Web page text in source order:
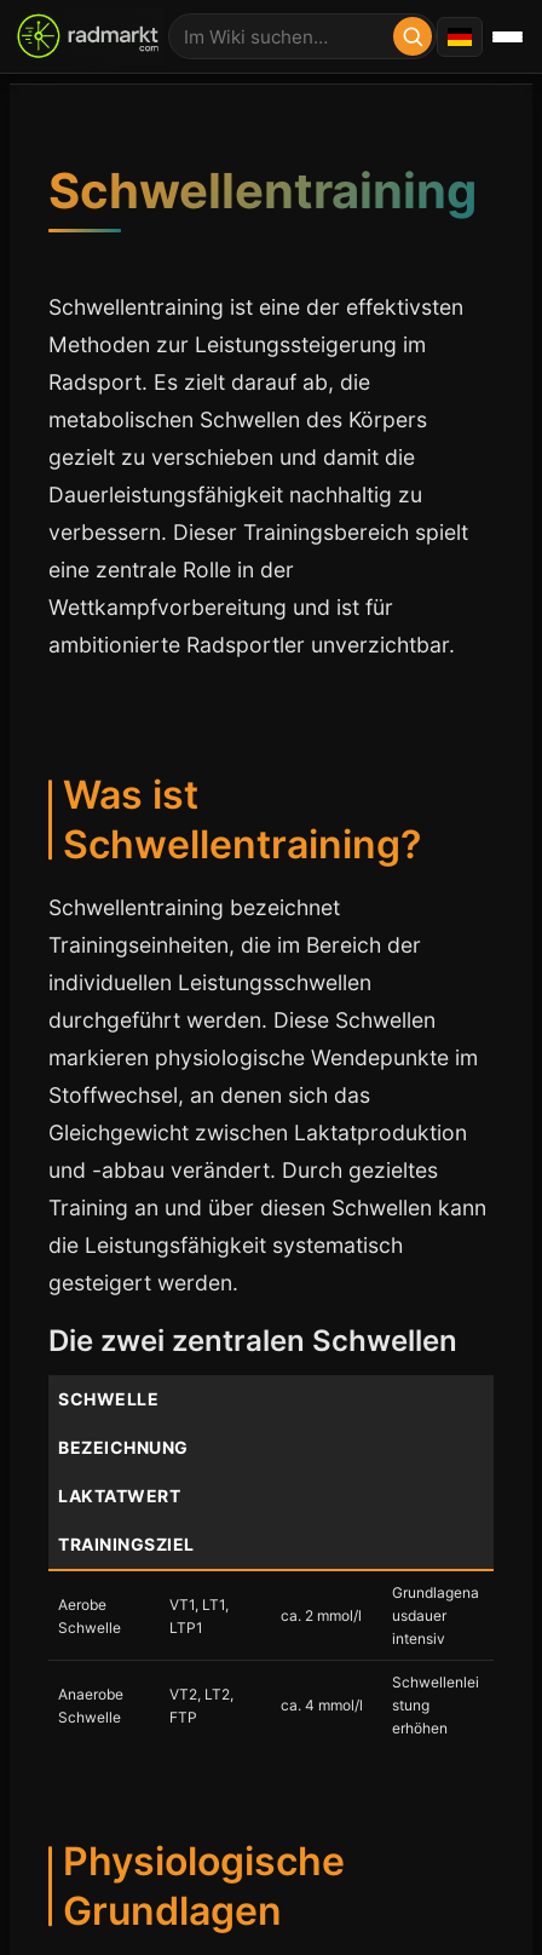
Schwellentraining
Schwellentraining ist eine der effektivsten
Methoden zur Leistungssteigerung im
Radsport. Es zielt darauf ab, die
metabolischen Schwellen des Körpers
gezielt zu verschieben und damit die
Dauerleistungsfähigkeit nachhaltig zu
verbessern. Dieser Trainingsbereich spielt
eine zentrale Rolle in der
Wettkampfvorbereitung und ist für
ambitionierte Radsportler unverzichtbar.
Was ist
Schwellentraining?
Schwellentraining bezeichnet
Trainingseinheiten, die im Bereich der
individuellen Leistungsschwellen
durchgeführt werden. Diese Schwellen
markieren physiologische Wendepunkte im
Stoffwechsel, an denen sich das
Gleichgewicht zwischen Laktatproduktion
und -abbau verändert. Durch gezieltes
Training an und über diesen Schwellen kann
die Leistungsfähigkeit systematisch
gesteigert werden.
Die zwei zentralen Schwellen
SCHWELLE
BEZEICHNUNG
LAKTATWERT
TRAININGSZIEL
Aerobe
Schwelle
VT1, LT1,
LTP1
ca. 2 mmol/l
Grundlagena
usdauer
intensiv
Anaerobe
Schwelle
VT2, LT2,
FTP
ca. 4 mmol/l
Schwellenlei
stung
erhöhen
Physiologische
Grundlagen